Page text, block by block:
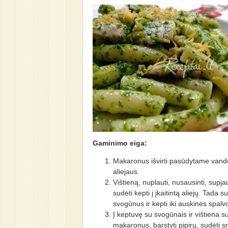
Gaminimo eiga:
Makaronus išvirti pasūdytame
aliejaus.
Vištieną, nuplauti, nusausinti,
sudėti kepti į įkaitintą aliejų. Tada
svogūnus ir kepti iki auskinės
Į keptuvę su svogūnais ir vištiena
makaronus, barstyti pipirų, sudėti